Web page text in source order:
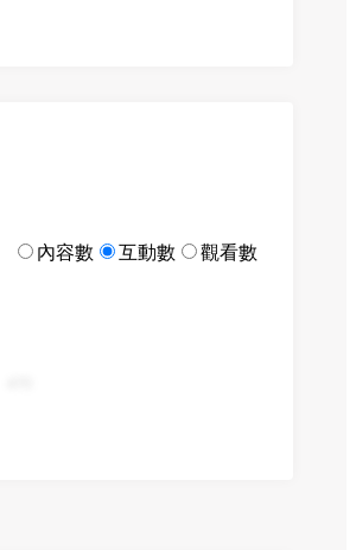
內容數 互動數 觀看數